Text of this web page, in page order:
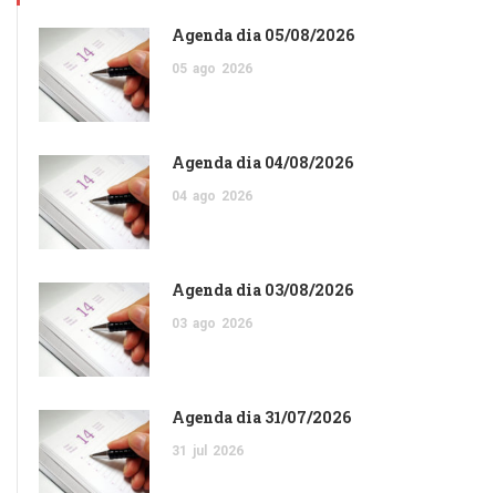
Agenda dia 05/08/2026
05 ago 2026
Agenda dia 04/08/2026
04 ago 2026
Agenda dia 03/08/2026
03 ago 2026
Agenda dia 31/07/2026
31 jul 2026